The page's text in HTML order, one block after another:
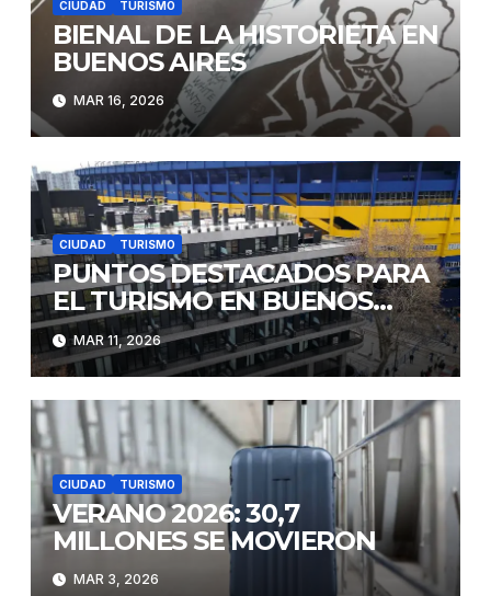
CIUDAD TURISMO
BIENAL DE LA HISTORIETA EN
BUENOS AIRES
MAR 16, 2026
CIUDAD TURISMO
PUNTOS DESTACADOS PARA
EL TURISMO EN BUENOS
AIRES
MAR 11, 2026
CIUDAD TURISMO
VERANO 2026: 30,7
MILLONES SE MOVIERON
MAR 3, 2026